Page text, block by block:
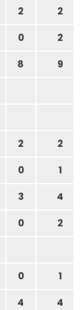
2 2
0 2
8 9
2 2
0 1
3 4
0 2
0 1
4 4